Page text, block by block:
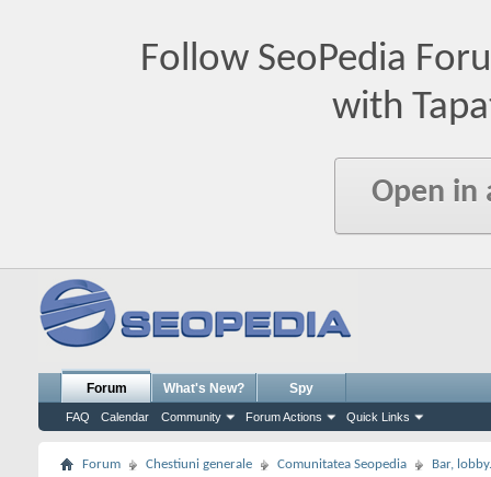
Follow SeoPedia
with
Open in
Forum
FAQ Calendar Community Forum Actions Quick Links
What's New? Spy
Forum Chestiuni generale Comunitatea Seopedia Bar,